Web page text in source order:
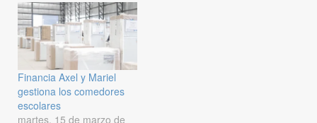
Financia Axel y Mariel
gestiona los comedores
escolares
martes, 15 de marzo de